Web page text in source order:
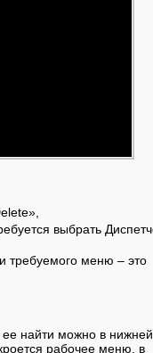
выбрать
требуемого меню – это
найти можно в нижней
рабочее меню, в